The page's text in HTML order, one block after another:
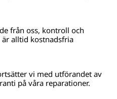
från oss, kontroll och
alltid kostnadsfria
vi med utförandet av
på våra reparationer.